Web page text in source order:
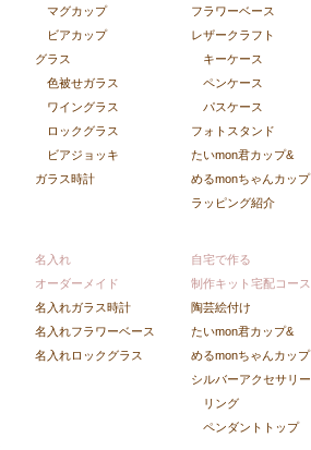
マグカップ
ビアカップ
グラス
色被せガラス
ワイングラス
ロックグラス
ビアジョッキ
ガラス時計
フラワーベース
レザークラフト
キーケース
ペンケース
パスケース
フォトスタンド
たいmon君カップ&
めるmonちゃんカップ
ラッピング紹介
名入れ
オーダーメイド
名入れガラス時計
名入れフラワーベース
名入れロックグラス
自宅で作る
制作キット宅配コース
陶芸絵付け
たいmon君カップ&
めるmonちゃんカップ
シルバーアクセサリー
リング
ペンダントトップ